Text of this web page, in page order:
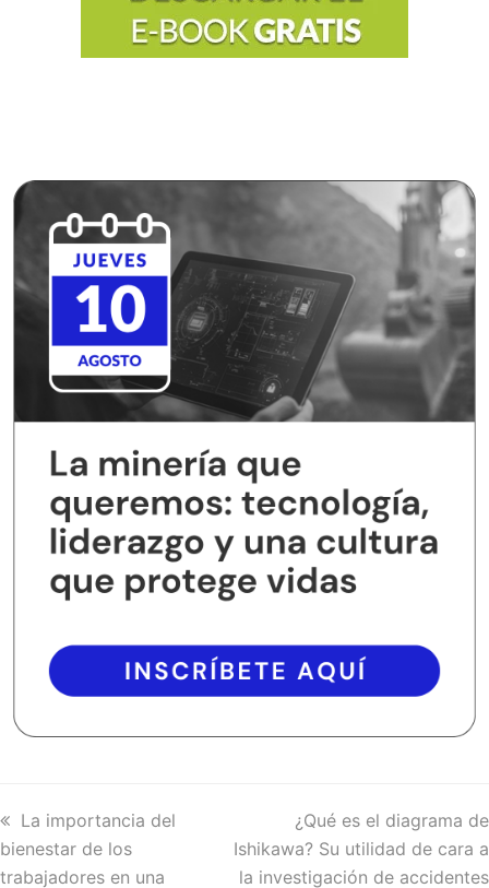
previous
post:
La importancia del
bienestar de los
trabajadores en una
next
post:
¿Qué es el diagrama de
Ishikawa? Su utilidad de cara a
la investigación de accidentes